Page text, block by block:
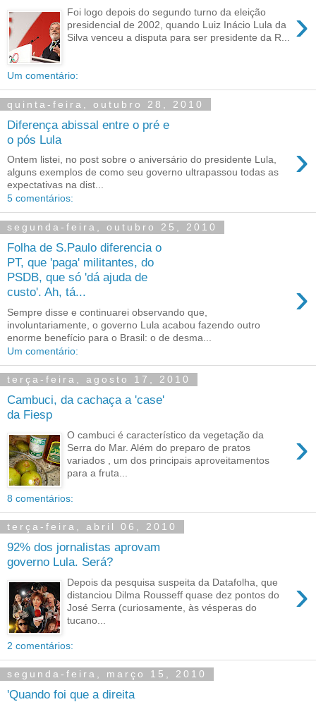
›
Foi logo depois do segundo turno da eleição
presidencial de 2002, quando Luiz Inácio Lula da
Silva venceu a disputa para ser presidente da R...
Um comentário:
quinta-feira, outubro 28, 2010
Diferença abissal entre o pré e
o pós Lula
›
Ontem listei, no post sobre o aniversário do presidente Lula,
alguns exemplos de como seu governo ultrapassou todas as
expectativas na dist...
5 comentários:
segunda-feira, outubro 25, 2010
Folha de S.Paulo diferencia o
PT, que 'paga' militantes, do
PSDB, que só 'dá ajuda de
custo'. Ah, tá...
›
Sempre disse e continuarei observando que,
involuntariamente, o governo Lula acabou fazendo outro
enorme benefício para o Brasil: o de desma...
Um comentário:
terça-feira, agosto 17, 2010
Cambuci, da cachaça a 'case'
da Fiesp
›
O cambuci é característico da vegetação da
Serra do Mar. Além do preparo de pratos
variados , um dos principais aproveitamentos
para a fruta...
8 comentários:
terça-feira, abril 06, 2010
92% dos jornalistas aprovam
governo Lula. Será?
›
Depois da pesquisa suspeita da Datafolha, que
distanciou Dilma Rousseff quase dez pontos do
José Serra (curiosamente, às vésperas do
tucano...
2 comentários:
segunda-feira, março 15, 2010
'Quando foi que a direita